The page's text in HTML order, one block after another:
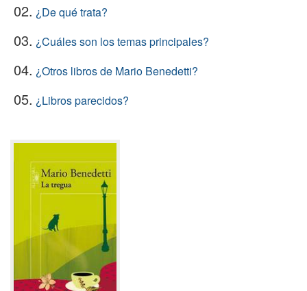
02. ¿De qué trata?
03. ¿Cuáles son los temas principales?
04. ¿Otros libros de Mario Benedetti?
05. ¿Libros parecidos?